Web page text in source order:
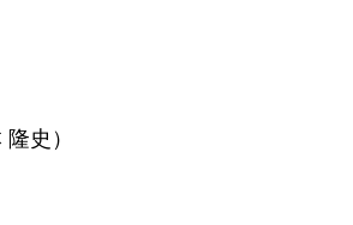
史）